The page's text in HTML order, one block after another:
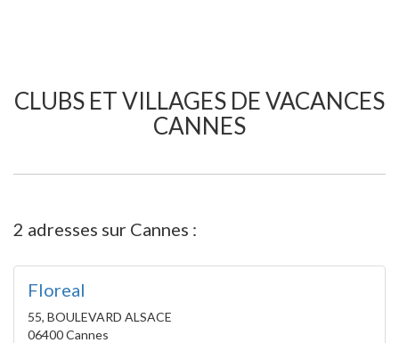
CLUBS ET VILLAGES DE VACANCES
CANNES
2 adresses sur Cannes :
Floreal
55, BOULEVARD ALSACE
06400 Cannes